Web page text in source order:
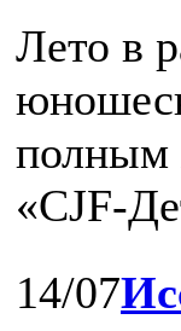
Лето в
полным
«CJF-
14/07